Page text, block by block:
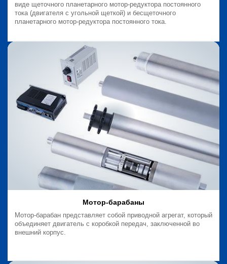
виде щеточного планетарного мотор-редуктора постоянного
тока (двигателя с угольной щеткой) и бесщеточного
планетарного мотор-редуктора постоянного тока.
Мотор-барабаны
Мотор-барабан представляет собой приводной агрегат, который
объединяет двигатель с коробкой передач, заключенной во
внешний корпус.